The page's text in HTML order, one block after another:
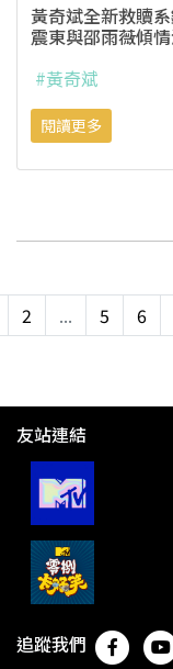
黃奇斌全新救贖
震東與邵雨薇傾
#黃奇斌
閱讀更多
2 ... 5 6
友站連結
追蹤我們